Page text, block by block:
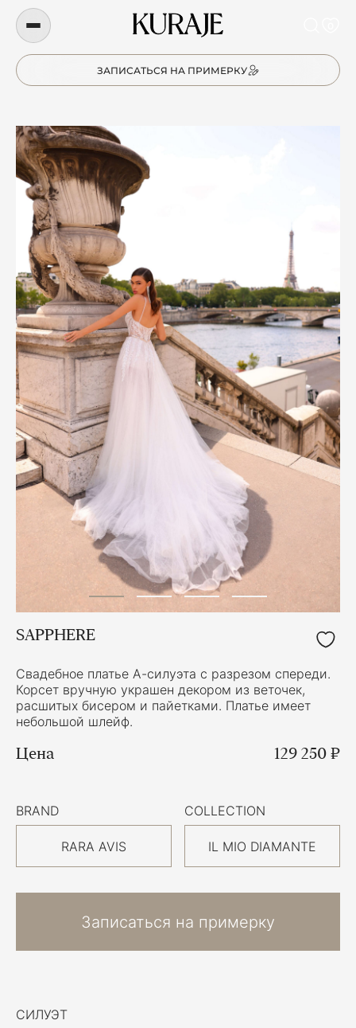
ЗАПИСАТЬСЯ НА ПРИМЕРКУ
СИЛУЭТ
SAPPHERE
Свадебное платье А-силуэта с разрезом спереди.
Корсет вручную украшен декором из веточек,
расшитых бисером и пайетками. Платье имеет
небольшой шлейф.
Цена 129 250 ₽
BRAND
RARA AVIS
COLLECTION
IL MIO DIAMANTE
Записаться на примерку